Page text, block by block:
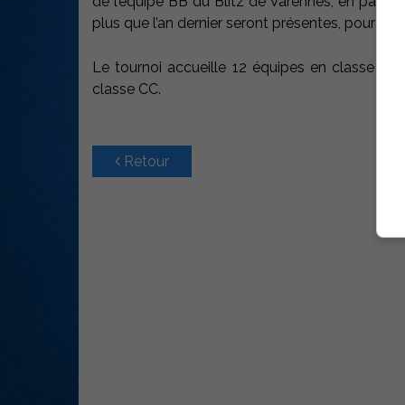
plus que l’an dernier seront présentes, pour
Le tournoi accueille 12 équipes en classe A,
classe CC.
Retour